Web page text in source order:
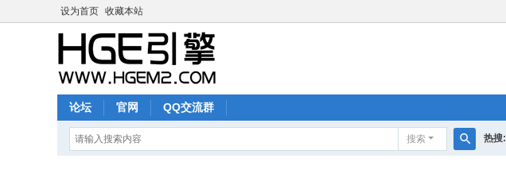
设为首页 收藏本站
论坛 官网 QQ交流群
搜索 热搜: